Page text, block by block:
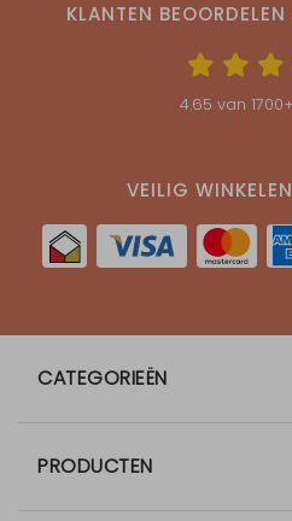
KLANTEN
4.65 van 1700
VEILIG
CATEGORIEËN
PRODUCTEN